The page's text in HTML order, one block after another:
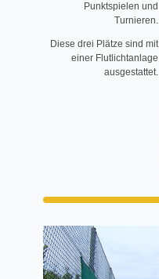
Punktspielen und
Turnieren.
Diese drei Plätze sind mit
einer Flutlichtanlage
ausgestattet.